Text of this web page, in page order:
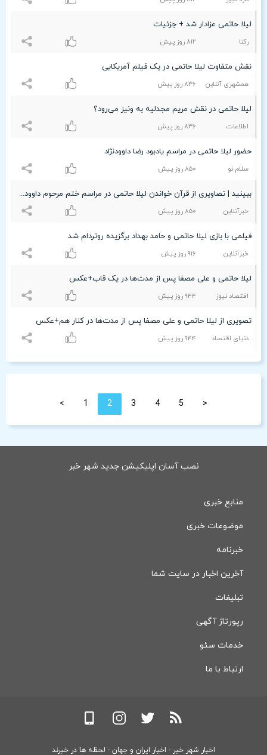
لیلا حاتمی عزادار شد + جزئیات
رکنا ۸۱۲ روز پیش
نقش متفاوت لیلا حاتمی در یک فیلم آمریکایی
همشهری آنلاین ۸٣۶ روز پیش
لیلا حاتمی در نقش مریم مجدلیه به ونیز می‌رود؟
اطلاعات ۸٣۶ روز پیش
حضور لیلا حاتمی در مراسم یادبود رضا داوودنژاد
سلام نو ۸۵۰ روز پیش
ببینید | تصاویری از قرآن خواندن لیلا حاتمی در مراسم ختم مرحوم داوودنژاد
خبرآنلاین ۸۵۰ روز پیش
فیلمی با بازی لیلا حاتمی و حامد بهداد برگزیده روتردام شد
خبرآنلاین ٩۱۶ روز پیش
لیلا حاتمی و علی مصفا پس از مدت‌ها در یک قاب+عکس
اقتصاد نیوز ٩۴۴ روز پیش
تصویری از لیلا حاتمی و علی مصفا پس از مدت‌ها در کنار هم+عکس
دنیای اقتصاد ٩۴۴ روز پیش
> 1 2 3 4 5 <
نصب آسان اپلیکیشن جدید شهر خبر
منابع خبری
موضوعات خبری
خبرنامه
آخرین اخبار در سایت شما
تبلیغات
رپورتاژ آگهی
خدمات سئو
ارتباط با ما
اخبار شهر خبر - اخبار ایران و جهان - لحظه ها در خبرند